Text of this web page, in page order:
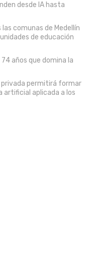
desde IA hasta
comunas de Medellín
de educación
años que domina la
privada permitirá formar
artificial aplicada a los